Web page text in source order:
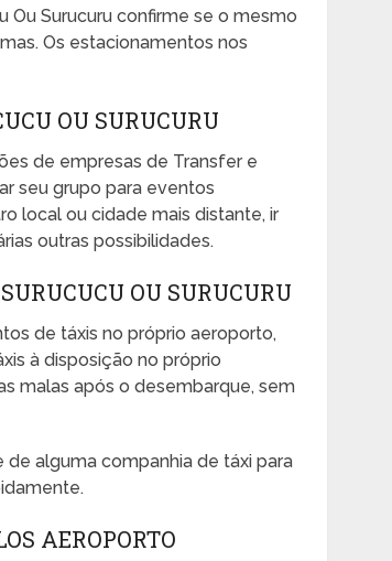
Surucuru confirme se o mesmo
Os estacionamentos nos
OU SURUCURU
de empresas de Transfer e
seu grupo para eventos
local ou cidade mais distante, ir
outras possibilidades.
OU SURUCURU
de táxis no próprio aeroporto,
à disposição no próprio
malas após o desembarque, sem
alguma companhia de táxi para
AEROPORTO